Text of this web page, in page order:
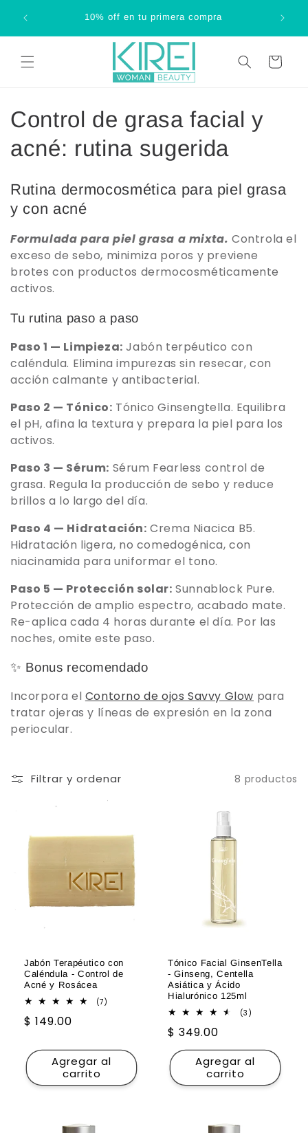
directamente
pay o 10% off en tu primera compra
Carrito
C
o
e
c
c
i
ó
n
:
Control de grasa facial y
acné: rutina sugerida
Rutina dermocosmética para piel grasa
y con acné
Formulada para piel grasa a mixta. Controla el
exceso de sebo, minimiza poros y previene
brotes con productos dermocosméticamente
activos.
Tu rutina paso a paso
Paso 1 — Limpieza: Jabón terpéutico con
caléndula. Elimina impurezas sin resecar, con
acción calmante y antibacterial.
Paso 2 — Tónico: Tónico Ginsengtella. Equilibra
el pH, afina la textura y prepara la piel para los
activos.
Paso 3 — Sérum: Sérum Fearless control de
grasa. Regula la producción de sebo y reduce
brillos a lo largo del día.
Paso 4 — Hidratación: Crema Niacica B5.
Hidratación ligera, no comedogénica, con
niacinamida para uniformar el tono.
Paso 5 — Protección solar: Sunnablock Pure.
Protección de amplio espectro, acabado mate.
Re-aplica cada 4 horas durante el día. Por las
noches, omite este paso.
✨ Bonus recomendado
Incorpora el Contorno de ojos Savvy Glow para
tratar ojeras y líneas de expresión en la zona
periocular.
Filtrar y ordenar 8 productos
Jabón Terapéutico con
Caléndula - Control de
Acné y Rosácea
(7)
Precio
$ 149.00
Agregar al
carrito
Tónico Facial GinsenTella
- Ginseng, Centella
Asiática y Ácido
Hialurónico 125ml
(3)
Precio
habitual
$ 349.00
Agregar al
carrito